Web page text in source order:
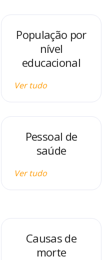
População por
nível
educacional
Ver tudo
Pessoal de
saúde
Ver tudo
Causas de
morte